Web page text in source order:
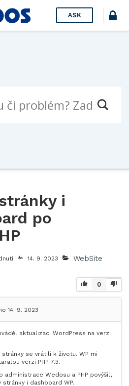
ASK
i
po
14. 9. 2023 WebSite
0
14. 9. 2023
aktualizaci WordPress na verzi
se vrátili k životu. WP mi
verzi PHP 7.3.
administrace Wedosu a PHP povýšil,
i dashboard WP.